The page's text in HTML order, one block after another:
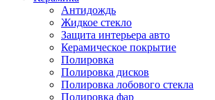
Антидождь
Жидкое стекло
Защита интерьера авто
Керамическое покрытие
Полировка
Полировка дисков
Полировка лобового стекла
Полировка фар